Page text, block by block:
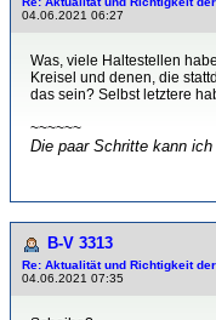
04.06.2021 06:27
Was, viele Haltestellen
Kreisel und denen, die
das sein? Selbst letztere
~~~~~~
Die paar Schritte kann ich
B-V 3313
Re: Aktualität und Richtigkeit
04.06.2021 07:35